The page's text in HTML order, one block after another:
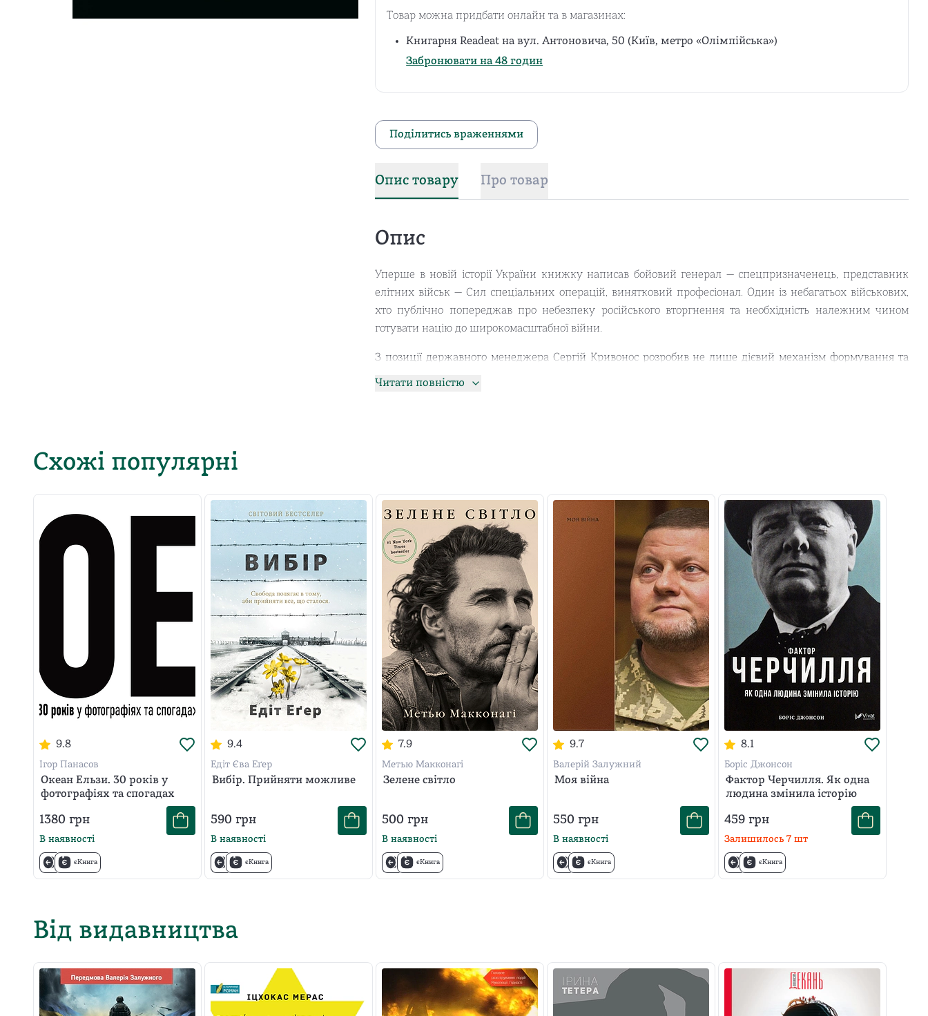
Товар можна придбати онлайн та в магазинах:
Книгарня Readeat на вул. Антоновича, 50 (Київ, метро «Олімпійська»)
Забронювати на 48 годин
Поділитись враженнями
Опис товару Про товар
Опис
Уперше в новій історії України книжку написав бойовий генерал — спецпризначенець, представник
елітних військ — Сил спеціальних операцій, винятковий професіонал. Один із небагатьох військових,
хто публічно попереджав про небезпеку російського вторгнення та необхідність належним чином
готувати націю до широкомасштабної війни.
З позиції державного менеджера Сергій Кривонос розробив не лише дієвий механізм формування та
розвитку сучасної територіальної оборони, а й спеціальну програму «П’ять кроків», що передбачала
найбільш небезпечних і вразливих ділянок столиці — міжнародного аеропорту «Київ-Жуляни», —
замість подяки завели карну справу.
На тлі системного аналізу й дуже холодних, тверезих оцінок генерал Кривонос пропонує конкретні
формули — з розвитку національного війська та оборонної промисловості, з формування й підготовки
національного спротиву ворогу, з формування влади, яка служитиме народові.
Книжка буде цікава як для підготовленого військового фахівця, так і для пересічного громадянина,
який хоче знати більше правди про цю війну — від її НЕпідготовки до погляду в майбутнє — після
Перемоги.
Читати повністю
Схожі популярні
9.8
Ігор Панасов
Океан Ельзи. 30 років у
фотографіях та спогадах
1380 грн
В наявності
єКнига
9.4
Едіт Єва Еґер
Вибір. Прийняти можливе
590 грн
В наявності
єКнига
7.9
Метью Макконагі
Зелене світло
500 грн
В наявності
єКнига
9.7
Валерій Залужний
Моя війна
550 грн
В наявності
єКнига
8.1
Боріс Джонсон
Фактор Черчилля. Як одна
людина змінила історію
459 грн
Залишилось 7 шт
єКнига
Від видавництва